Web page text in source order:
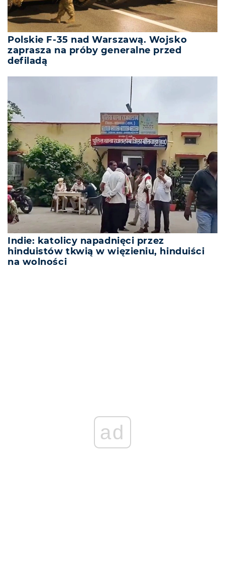
Polskie F-35 nad Warszawą. Wojsko
zaprasza na próby generalne przed
defiladą
Indie: katolicy napadnięci przez
hinduistów tkwią w więzieniu, hinduiści
na wolności